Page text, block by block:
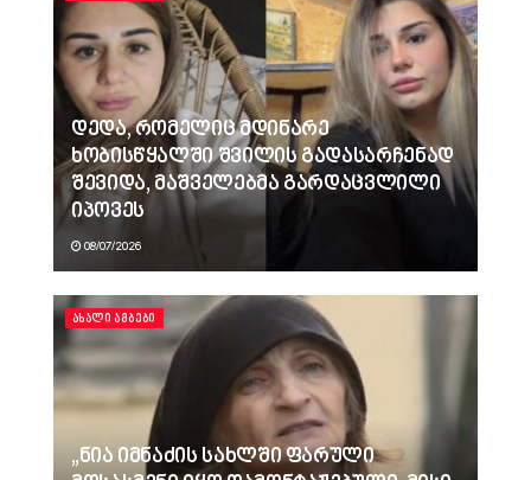
დედა, რომელიც მდინარე
ხობისწყალში შვილის გადასარჩენად
შევიდა, მაშველებმა გარდაცვლილი
იპოვეს
08/07/2026
ᲐᲮᲐᲚᲘ ᲐᲛᲑᲔᲑᲘ
„ნია იმნაძის სახლში ფარული